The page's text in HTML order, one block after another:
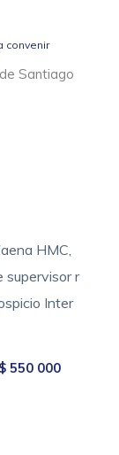
convenir
Santiago
HMC,
supervisor r
Inter
$ 550 000